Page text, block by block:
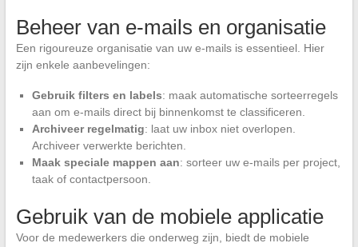
Beheer van e-mails en organisatie
Een rigoureuze organisatie van uw e-mails is essentieel. Hier
zijn enkele aanbevelingen:
Gebruik filters en labels: maak automatische sorteerregels
aan om e-mails direct bij binnenkomst te classificeren.
Archiveer regelmatig: laat uw inbox niet overlopen.
Archiveer verwerkte berichten.
Maak speciale mappen aan: sorteer uw e-mails per project,
taak of contactpersoon.
Gebruik van de mobiele applicatie
Voor de medewerkers die onderweg zijn, biedt de mobiele